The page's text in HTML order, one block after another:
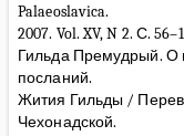
Palaeoslavica.
2007. Vol. XV, N 2. С.
Гильда Премудрый. О
посланий.
Жития Гильды /
Чехонадской.